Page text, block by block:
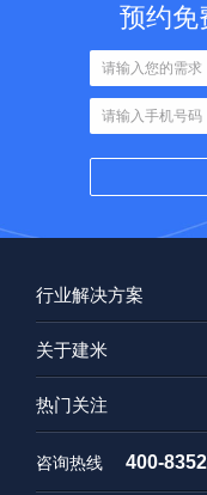
预约免
行业解决方案
关于建米
热门关注
咨询热线 400-